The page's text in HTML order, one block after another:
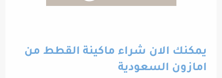
يمكنك الان شراء ماكينة القطط من
امازون السعودية